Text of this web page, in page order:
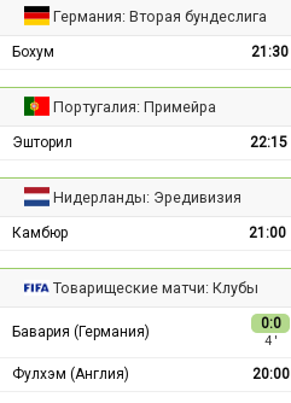
Германия: Вторая бундеслига
Бохум 21:30
Португалия: Примейра
Эшторил 22:15
Нидерланды: Эредивизия
Камбюр 21:00
Товарищеские матчи: Клубы
Бавария (Германия) 0:0
4 ′
Фулхэм (Англия) 20:00